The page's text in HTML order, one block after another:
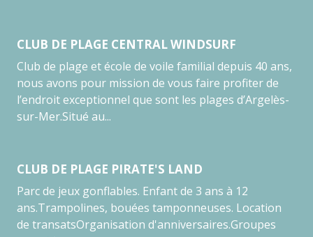
CLUB DE PLAGE CENTRAL WINDSURF
Club de plage et école de voile familial depuis 40 ans,
nous avons pour mission de vous faire profiter de
l’endroit exceptionnel que sont les plages d’Argelès-
sur-Mer.Situé au...
CLUB DE PLAGE PIRATE'S LAND
Parc de jeux gonflables. Enfant de 3 ans à 12
ans.Trampolines, bouées tamponneuses. Location
de transatsOrganisation d'anniversaires.Groupes